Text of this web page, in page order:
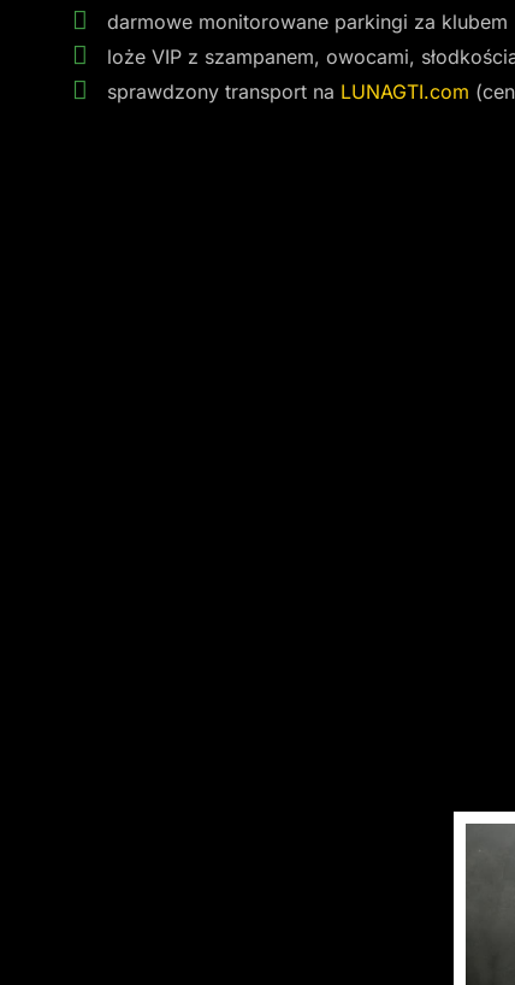
darmowe monitorowane parkingi za klubem
loże VIP z szampanem, owocami,
sprawdzony transport na LUNAGTI.com